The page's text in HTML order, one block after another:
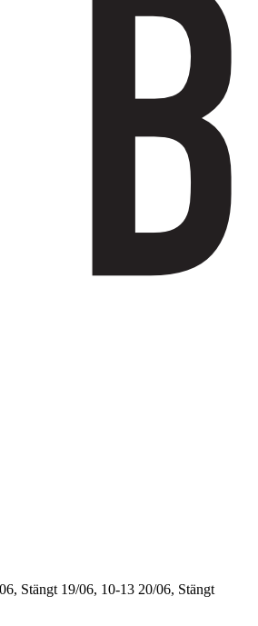
Stängt 19/06, 10-13 20/06, Stängt